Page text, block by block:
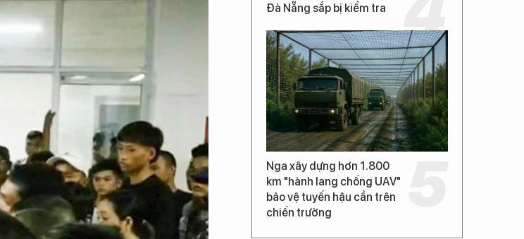
Đà Nẵng sắp bị kiểm tra
Nga xây dựng hơn 1.800
km "hành lang chống UAV"
bảo vệ tuyến hậu cần trên
chiến trường